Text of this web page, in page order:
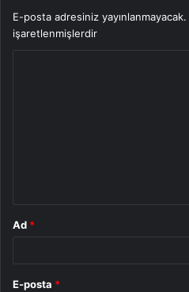
E-posta adresiniz yayınlanmayacak.
işaretlenmişlerdir
Ad *
E-posta *